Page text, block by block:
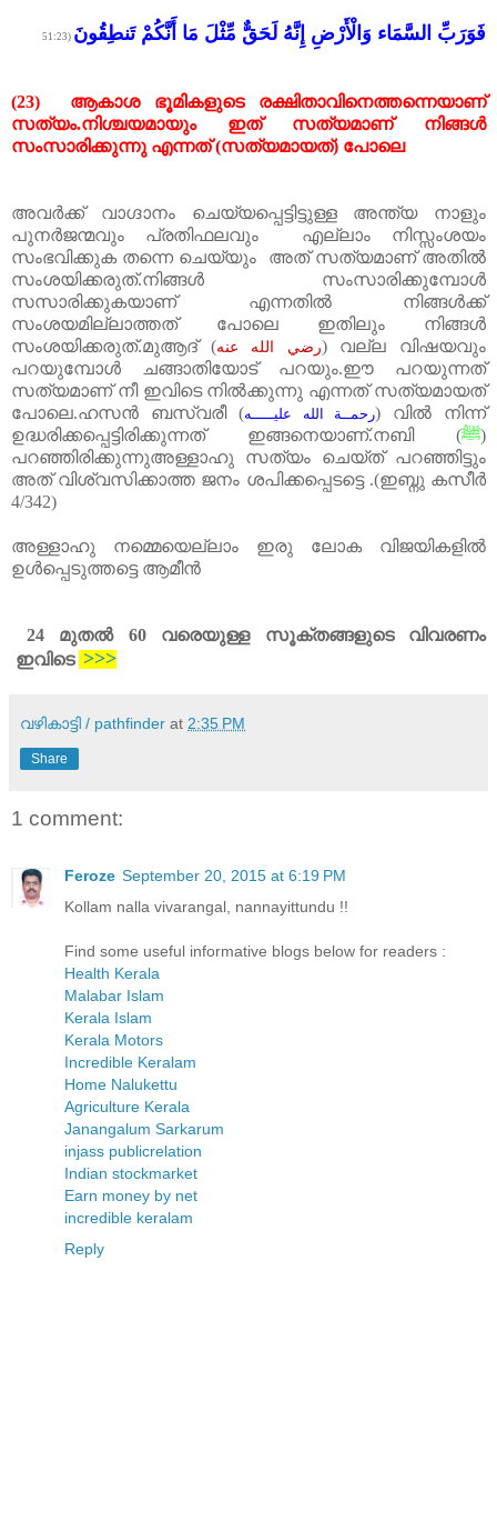
فَوَرَبِّ السَّمَاء وَالْأَرْضِ إِنَّهُ لَحَقٌّ مِّثْلَ مَا أَنَّكُمْ تَنطِقُونَ (51:23
(23) ആകാശ ഭൂമികളുടെ
രക്ഷിതാവിനെത്തന്നെയാണ്
സത്യം.നിശ്ചയമായും ഇത് സത്യമാണ്
നിങ്ങൾ
സംസാരിക്കുന്നു എന്നത്(സത്യമായത്) പോലെ
അവർക്ക് വാഗ്ദാനം ചെയ്യപ്പെട്ടിട്ടുള്ള അന്ത്യ നാളും
പുനർജന്മവും പ്രതിഫലവും
എല്ലാം നിസ്സംശയം
സംഭവിക്കുക തന്നെ ചെയ്യും
അത് സത്യമാണ് അതിൽ
സംശയിക്കരുത്.നിങ്ങൾ സംസാരിക്കുമ്പോൾ
സസാരിക്കുകയാണ് എന്നതിൽ നിങ്ങൾക്ക്
സംശയമില്ലാത്തത് പോലെ ഇതിലും നിങ്ങൾ
സംശയിക്കരുത്.മുആദ്(رضي الله عنه) വല്ല വിഷയവും
പറയുമ്പോൾ ചങ്ങാതിയോട് പറയും.ഈ പറയുന്നത്
സത്യമാണ് നീ ഇവിടെ നിൽക്കുന്നു എന്നത് സത്യമായത്
പോലെ.ഹസൻ ബസ്വരീ(رحمــة الله عليـــــه) വിൽ നിന്ന്
ഉദ്ധരിക്കപ്പെട്ടിരിക്കുന്നത് ഇങ്ങനെയാണ്.നബി(ﷺ)
പറഞ്ഞിരിക്കുന്നുഅള്ളാഹു സത്യം ചെയ്ത് പറഞ്ഞിട്ടും
അത് വിശ്വസിക്കാത്ത ജനം ശപിക്കപ്പെടട്ടെ.(ഇബ്നു കസീർ
4/342)
അള്ളാഹു നമ്മെയെല്ലാം ഇരു ലോക വിജയികളിൽ
ഉൾപ്പെടുത്തട്ടെ ആമീൻ
24 മുതൽ 60 വരെയുള്ള സൂക്തങ്ങളുടെ വിവരണം
ഇവിടെ >>>
വഴികാട്ടി / pathfinder at 2:35 PM
Share
1 comment:
Feroze September 20, 2015 at 6:19 PM
Kollam nalla vivarangal, nannayittundu !!
Find some useful informative blogs below for readers :
Health Kerala
Malabar Islam
Kerala Islam
Kerala Motors
Incredible Keralam
Home Nalukettu
Agriculture Kerala
Janangalum Sarkarum
injass publicrelation
Indian stockmarket
Earn money by net
incredible keralam
Reply